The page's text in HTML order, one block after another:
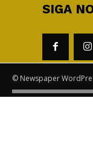
SIGA
© Newspaper